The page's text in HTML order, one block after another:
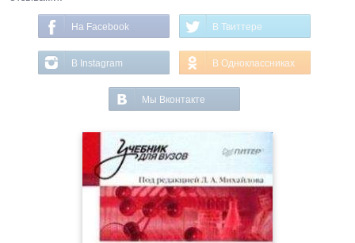
На Facebook В Твиттере
В Instagram В Одноклассниках
Мы Вконтакте